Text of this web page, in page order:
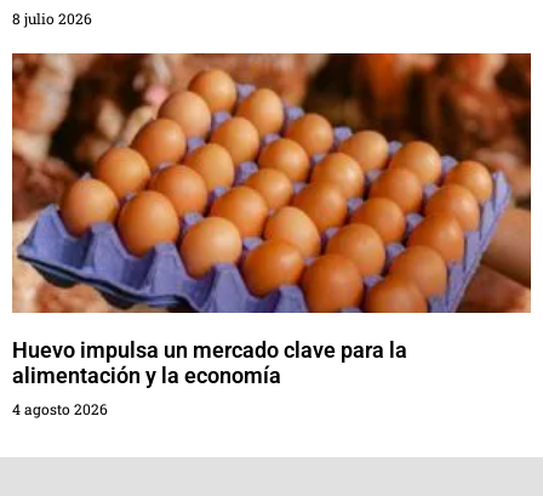
8 julio 2026
Huevo impulsa un mercado clave para la
alimentación y la economía
4 agosto 2026